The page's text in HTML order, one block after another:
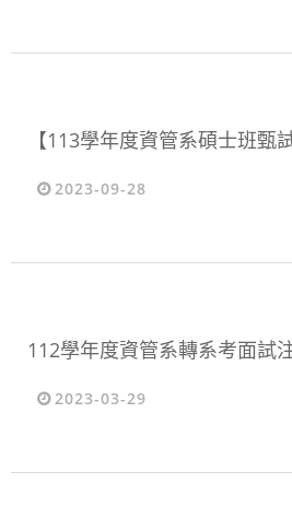
【113學年度資管系碩士班甄
2023-09-28
112學年度資管系轉系考面試
2023-03-29